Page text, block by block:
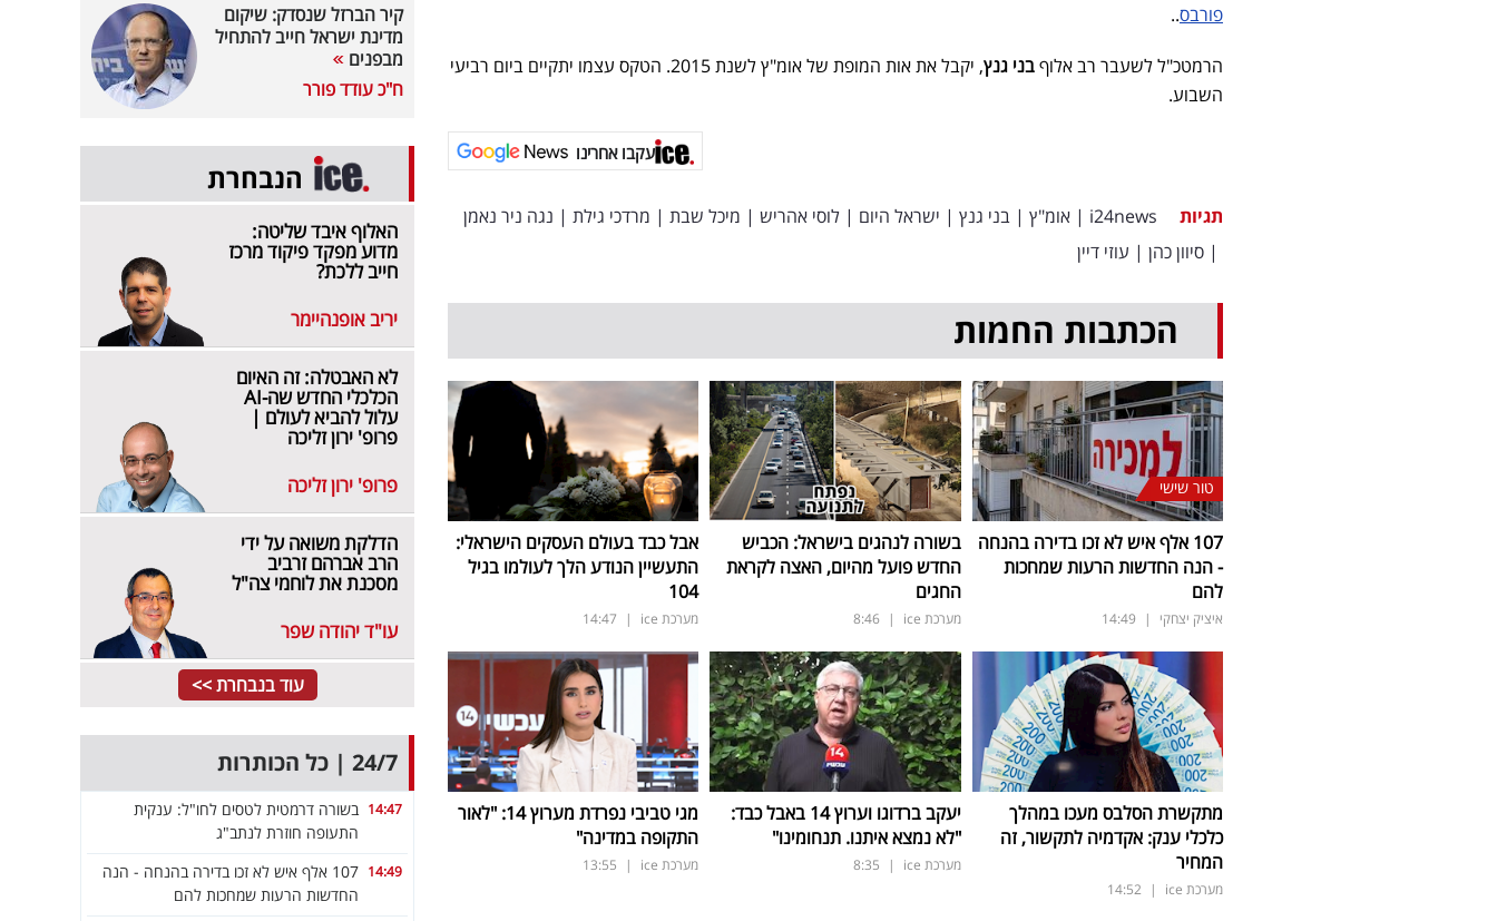
פורבס..
הרמטכ"ל לשעבר רב אלוףבני גנץ
, יקבל את אות המופת של אומ"ץ לשנת 2015. הטקס עצמו יתקיים ביום רביעי
השבוע.
עקבו אחרינו
תגיות i24news
| אומ"ץ | בני גנץ | ישראל היום | לוסי אהריש | מיכל שבת | מרדכי גילת | נגה ניר נאמן
| סיוון כהן | עוזי דיין
הכתבות החמות
טור שישי
107 אלף איש לא זכו בדירה בהנחה
- הנה החדשות הרעות שמחכות
להם
איציק יצחקי |
14:49
בשורה לנהגים בישראל: הכביש
החדש פועל מהיום, האצה לקראת
החגים
מערכת ice |
8:46
אבל כבד בעולם העסקים הישראלי:
התעשיין הנודע הלך לעולמו בגיל
104
מערכת ice |
14:47
מתקשרת הסלבס מעכו במהלך
כלכלי ענק: אקדמיה לתקשור, זה
המחיר
מערכת ice |
14:52
יעקב ברדוגו וערוץ 14 באבל כבד:
"לא נמצא איתנו. תנחומינו"
מערכת ice |
8:35
מגי טביבי נפרדת מערוץ 14: "לאור
התקופה במדינה"
מערכת ice |
13:55
קיר הברזל שנסדק: שיקום
מדינת ישראל חייב להתחיל
מבפנים
ח"כ עודד פורר
הנבחרת
האלוף איבד שליטה:
מדוע מפקד פיקוד מרכז
חייב ללכת?
יריב אופנהיימר
לא האבטלה: זה האיום
הכלכלי החדש שה-AI
עלול להביא לעולם |
פרופ' ירון זליכה
פרופ' ירון זליכה
הדלקת משואה על ידי
הרב אברהם זרביב
מסכנת את לוחמי צה"ל
עו"ד יהודה שפר
עוד בנבחרת >>
24/7 | כל הכותרות
14:47 בשורה דרמטית לטסים לחו"ל: ענקית
התעופה חוזרת לנתב"ג
14:49
107 אלף איש לא זכו בדירה בהנחה - הנה
החדשות הרעות שמחכות להם